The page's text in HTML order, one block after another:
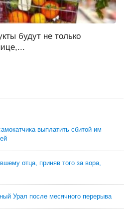
будут не только
выплатить сбитой им
отца, приняв того за вора,
Урал после месячного перерыва